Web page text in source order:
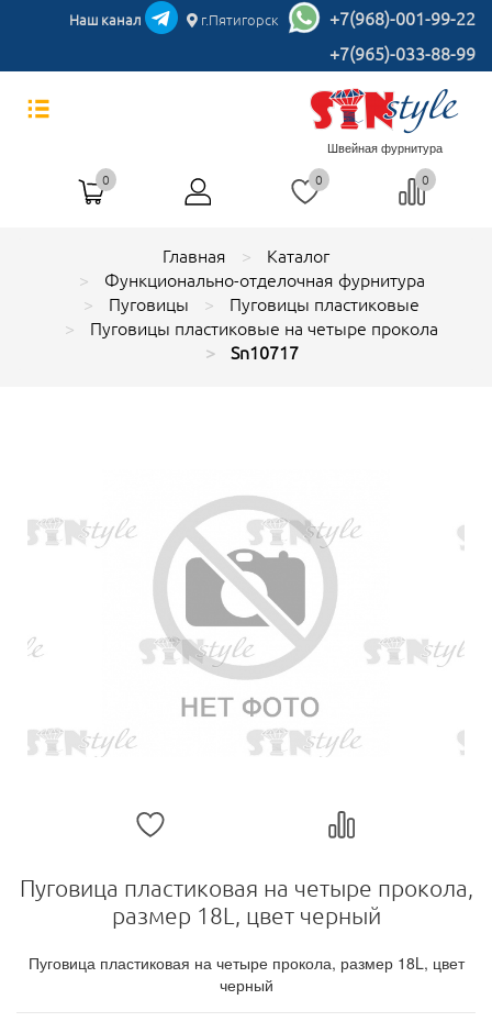
Наш канал г.Пятигорск
+7(968)-001-99-22
+7(965)-033-88-99
Швейная фурнитура
0 0 0
Главная
Каталог
Функционально-отделочная фурнитура
Пуговицы
Пуговицы пластиковые
Пуговицы пластиковые на четыре прокола
Sn10717
Пуговица пластиковая на четыре прокола,
размер 18L, цвет черный
Пуговица пластиковая на четыре прокола, размер 18L, цвет
черный